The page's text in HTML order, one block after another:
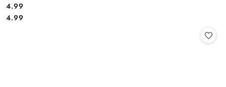
Cena:
4.99
Cena:
4.99